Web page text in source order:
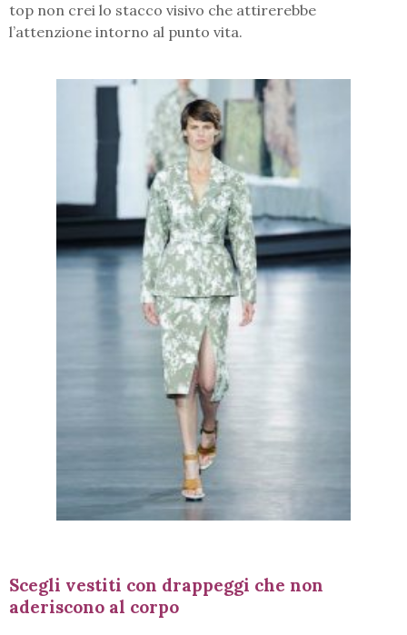
top non crei lo stacco visivo che attirerebbe
l’attenzione intorno al punto vita.
Scegli vestiti con drappeggi che non
aderiscono al corpo